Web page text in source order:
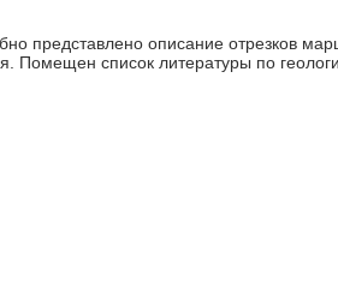
представлено описание отрезков
Помещен список литературы по